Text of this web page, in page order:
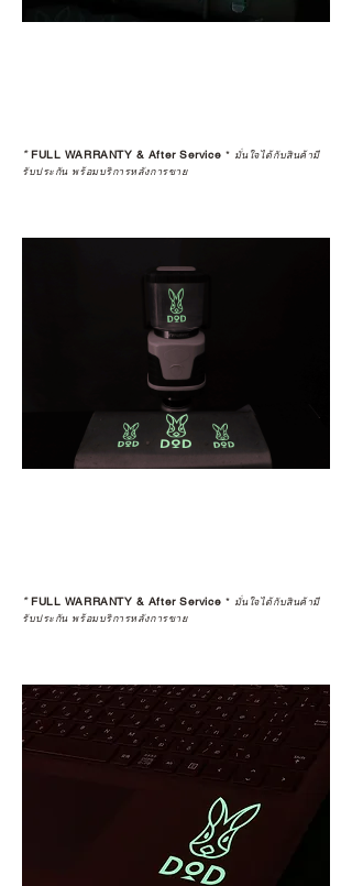
*FULL WARRANTY & After Service * มั่นใจได้กับสินค้ามี
รับประกัน พร้อมบริการหลังการขาย
*FULL WARRANTY & After Service * มั่นใจได้กับสินค้ามี
รับประกัน พร้อมบริการหลังการขาย